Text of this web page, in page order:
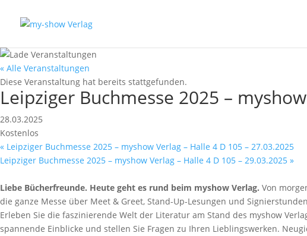
« Alle Veranstaltungen
Diese Veranstaltung hat bereits stattgefunden.
Leipziger Buchmesse 2025 –
28.03.2025
Kostenlos
« Leipziger Buchmesse 2025 – myshow Verlag – Halle 4 D 105 – 27.03.2025
Leipziger Buchmesse 2025 – myshow Verlag – Halle 4 D 105 – 29.03.2025 »
Liebe Bücherfreunde. Heute geht es rund beim myshow Verlag. Von
die ganze Messe über Meet & Greet, Stand-Up-Lesungen und
Erleben Sie die faszinierende Welt der Literatur am Stand des myshow
spannende Einblicke und stellen Sie Fragen zu Ihren Lieblingswerken.